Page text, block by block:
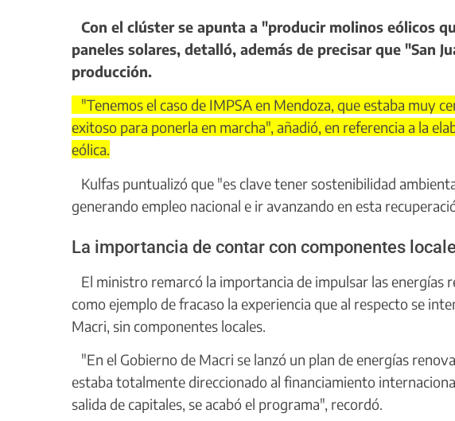
Con el clúster se apunta a "producir molinos eólicos
paneles solares, detalló, además de precisar que "San
producción.
"Tenemos el caso de IMPSA en Mendoza, que estaba muy
exitoso para ponerla en marcha", añadió, en referencia a la
eólica.
Kulfas puntualizó que "es clave tener sostenibilidad
generando empleo nacional e ir avanzando en esta
La importancia de contar con componentes
El ministro remarcó la importancia de impulsar las energías
como ejemplo de fracaso la experiencia que al respecto se
Macri, sin componentes locales.
"En el Gobierno de Macri se lanzó un plan de energías
estaba totalmente direccionado al financiamiento
salida de capitales, se acabó el programa", recordó.